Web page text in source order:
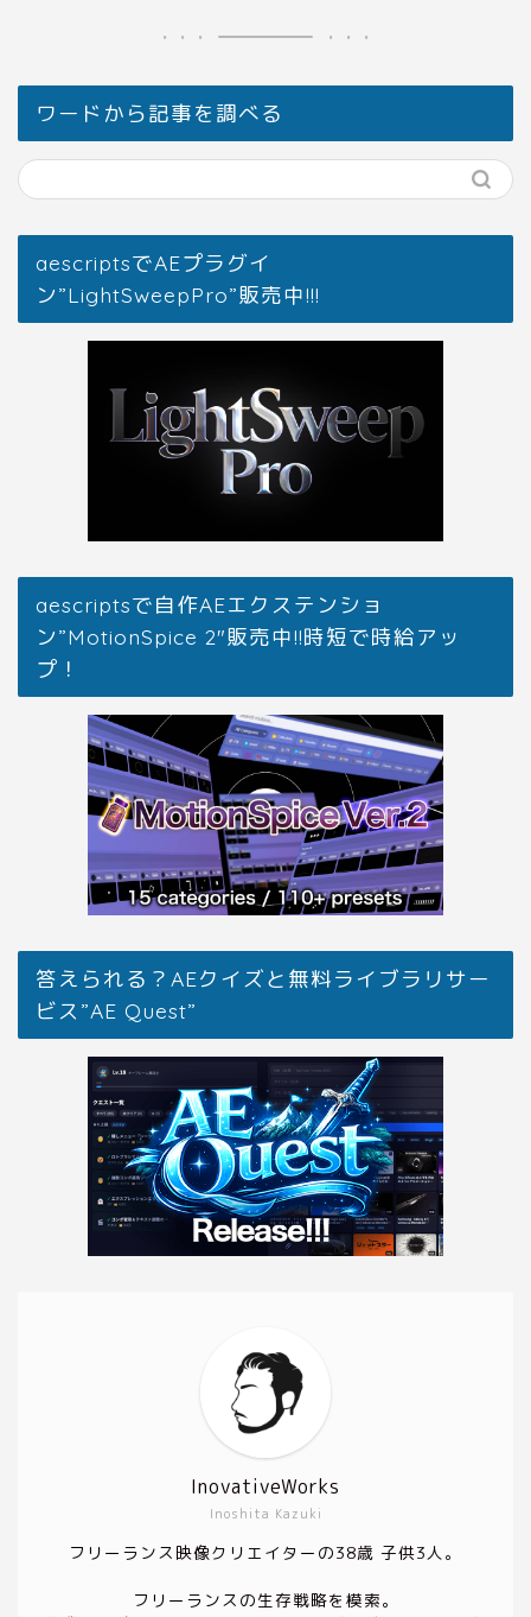
ワードから記事を調べる
aescriptsでAEプラグイ
ン”LightSweepPro”販売中!!!
aescriptsで自作AEエクステンショ
ン”MotionSpice 2″販売中!!時短で時給アッ
プ！
答えられる？AEクイズと無料ライブラリサー
ビス”AE Quest”
Inoshita Kazuki
InovativeWorks
フリーランス映像クリエイターの38歳 子供3人。
フリーランスの生存戦略を模索。